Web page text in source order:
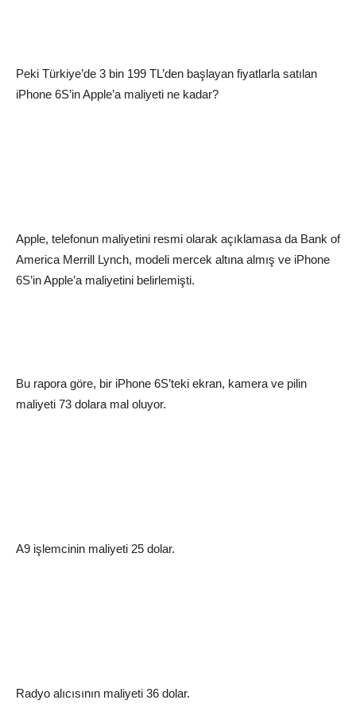
Peki Türkiye’de 3 bin 199 TL’den başlayan fiyatlarla satılan
iPhone 6S’in Apple’a maliyeti ne kadar?
Apple, telefonun maliyetini resmi olarak açıklamasa da Bank of
America Merrill Lynch, modeli mercek altına almış ve iPhone
6S’in Apple’a maliyetini belirlemişti.
Bu rapora göre, bir iPhone 6S’teki ekran, kamera ve pilin
maliyeti 73 dolara mal oluyor.
A9 işlemcinin maliyeti 25 dolar.
Radyo alıcısının maliyeti 36 dolar.